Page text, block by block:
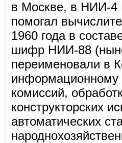
в Москве, в НИИ-4
помогал
1960 года в
шифр НИИ-88
переименовали в
информационному
комиссий,
конструкторских
автоматических